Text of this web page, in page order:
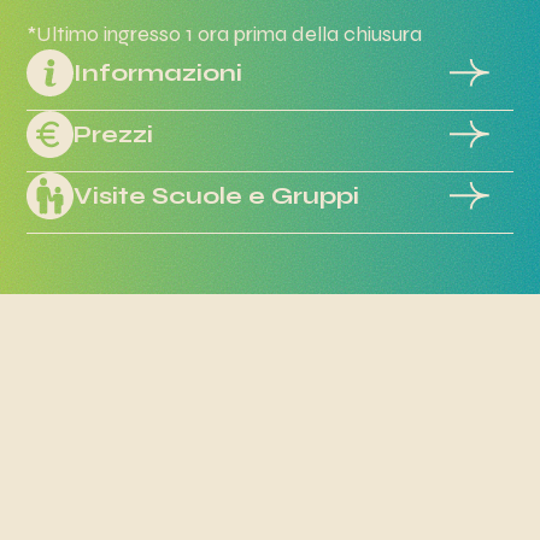
*Ultimo ingresso 1 ora prima della chiusura
Informazioni
Prezzi
Visite Scuole e Gruppi